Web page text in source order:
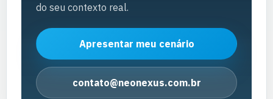
do seu contexto real.
Apresentar meu cenário
contato@neonexus.com.br